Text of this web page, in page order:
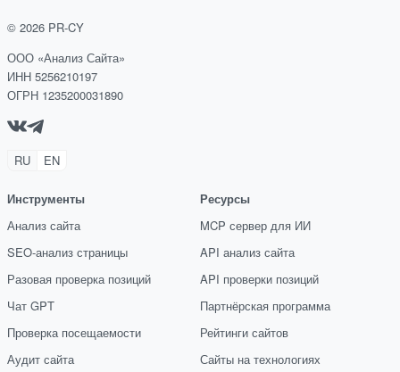
© 2026 PR-CY
ООО «Анализ Сайта»
ИНН 5256210197
ОГРН 1235200031890
RU EN
Инструменты
Анализ сайта
SEO-анализ страницы
Разовая проверка позиций
Чат GPT
Проверка посещаемости
Аудит сайта
Ресурсы
MCP сервер для ИИ
API анализ сайта
API проверки позиций
Партнёрская программа
Рейтинги сайтов
Сайты на технологиях